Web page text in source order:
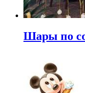
Шары по